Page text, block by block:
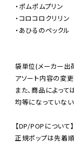
・ポムポムプリン
・コロコロクリリン
・あひるのペックル
袋単位(メーカー出
アソート内容の変更
また、商品によっ
均等になっていない
【DP/POPについて】
正規ポップは先着順